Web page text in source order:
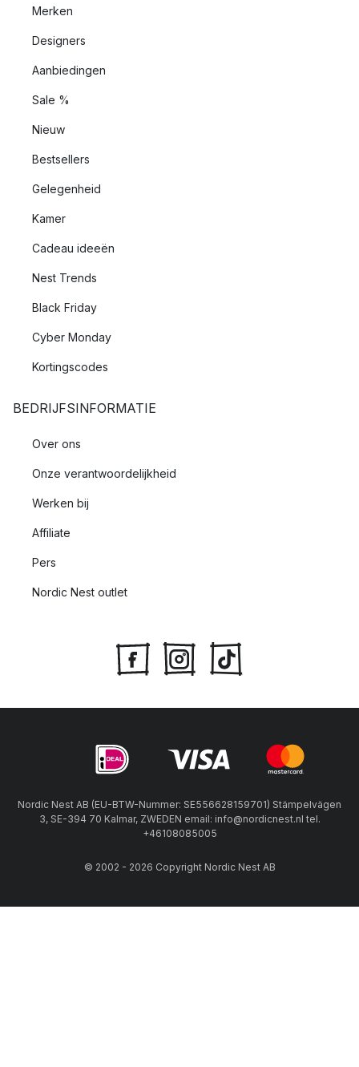
Merken
Designers
Aanbiedingen
Sale %
Nieuw
Bestsellers
Gelegenheid
Kamer
Cadeau ideeën
Nest Trends
Black Friday
Cyber Monday
Kortingscodes
BEDRIJFSINFORMATIE
Over ons
Onze verantwoordelijkheid
Werken bij
Affiliate
Pers
Nordic Nest outlet
Nordic Nest AB (EU-BTW-Nummer: SE556628159701) Stämpelvägen
3, SE-394 70 Kalmar, ZWEDEN email: info@nordicnest.nl tel.
+46108085005
© 2002 - 2026 Copyright Nordic Nest AB